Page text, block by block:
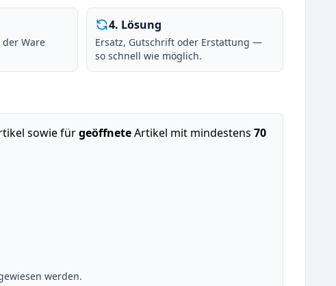
Ware
4. Lösung
Ersatz, Gutschrift oder Erstattung —
so schnell wie möglich.
sowie fürgeöffneteArtikel mit mindestens 70
werden.